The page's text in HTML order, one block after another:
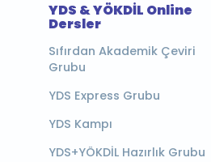
YDS & YÖKDİL Online
Dersler
Sıfırdan Akademik Çeviri
Grubu
YDS Express Grubu
YDS Kampı
YDS+YÖKDİL Hazırlık Grubu